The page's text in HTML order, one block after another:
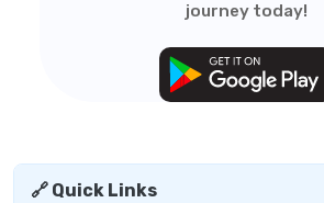
journey today!
🔗 Quick Links